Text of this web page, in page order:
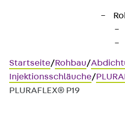
Startseite/Rohbau/
Injektionsschläuche/
PLURAFLEX® P19